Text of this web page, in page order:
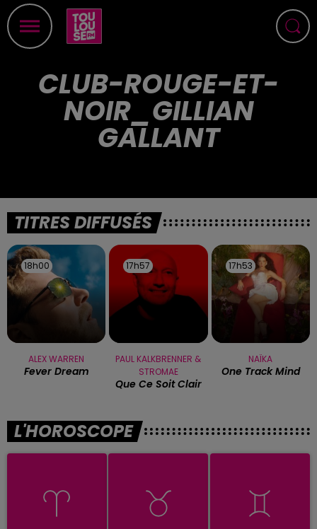
CLUB-ROUGE-ET-
NOIR_GILLIAN
GALLANT
TITRES DIFFUSÉS
18h00
18h00
ALEX WARREN
Fever Dream
17h57
17h57
PAUL KALKBRENNER &
STROMAE
Que Ce Soit Clair
17h53
17h53
NAÏKA
One Track Mind
L'HOROSCOPE